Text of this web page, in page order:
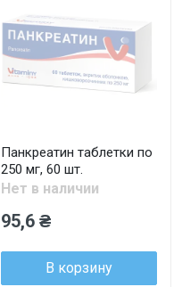
Панкреатин таблетки по
250 мг, 60 шт.
Нет в наличии
95,6 ₴
В корзину